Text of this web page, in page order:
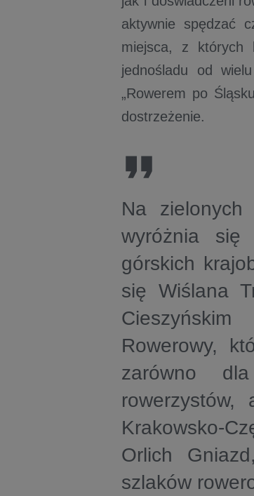
aktywnie spędzać
miejsca, z których
jednośladu od
„Rowerem po
dostrzeżenie.
Na
wyróżnia się
górskich
się Wiślana
Rowerowy,
zarówno
Krakowsko-
Orlich
szlaków